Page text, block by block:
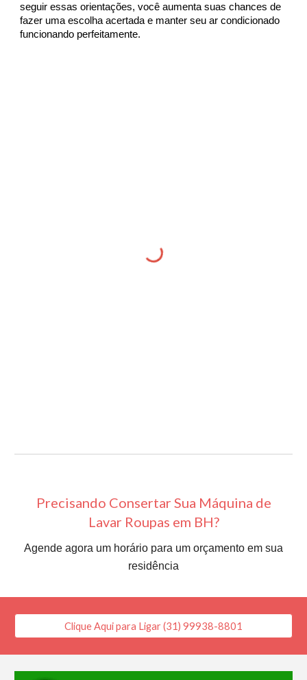
seguir essas orientações, você aumenta suas chances de
fazer uma escolha acertada e manter seu ar condicionado
funcionando perfeitamente.
Precisando Consertar Sua Máquina de
Lavar Roupas em BH?
Agende agora um horário para um orçamento em sua
residência
Clique Aqui para Ligar (31) 99938-8801